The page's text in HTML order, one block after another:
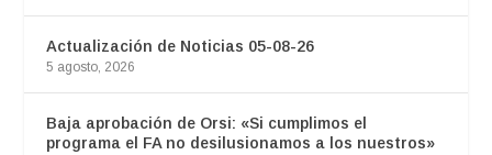
Actualización de Noticias 05-08-26
5 agosto, 2026
Baja aprobación de Orsi: «Si cumplimos el
programa el FA no desilusionamos a los nuestros»